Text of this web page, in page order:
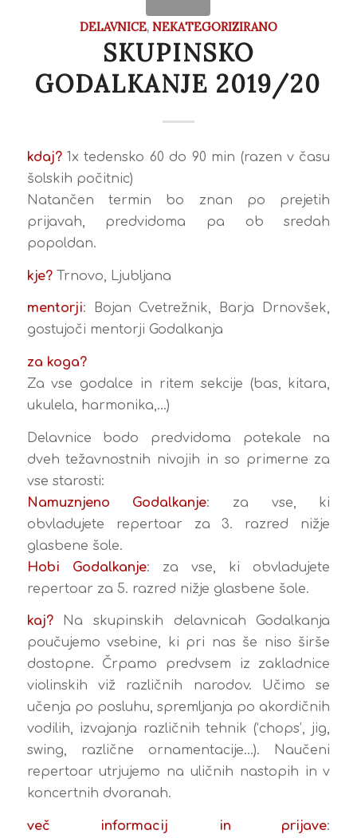
DELAVNICE, NEKATEGORIZIRANO
SKUPINSKO
GODALKANJE 2019/20
kdaj?1x tedensko 60 do 90 min (razen v času
šolskih počitnic)
Natančen termin bo znan po prejetih
prijavah, predvidoma pa ob sredah
popoldan.
kje? Trnovo, Ljubljana
mentorji: Bojan Cvetrežnik, Barja Drnovšek,
gostujoči mentorji Godalkanja
za koga?
Za vse godalce in ritem sekcije (bas, kitara,
ukulela, harmonika,…)
Delavnice bodo predvidoma potekale na
dveh težavnostnih nivojih in so primerne za
vse starosti:
Namuznjeno Godalkanje: za vse, ki
obvladujete repertoar za 3. razred nižje
glasbene šole.
Hobi Godalkanje: za vse, ki obvladujete
repertoar za 5. razred nižje glasbene šole.
kaj?Na skupinskih delavnicah Godalkanja
poučujemo vsebine, ki pri nas še niso širše
dostopne. Črpamo predvsem iz zakladnice
violinskih viž različnih narodov. Učimo se
učenja po posluhu, spremljanja po akordičnih
vodilih, izvajanja različnih tehnik (‘chops’, jig,
swing, različne ornamentacije…). Naučeni
repertoar utrjujemo na uličnih nastopih in v
koncertnih dvoranah.
več informacij in prijave: